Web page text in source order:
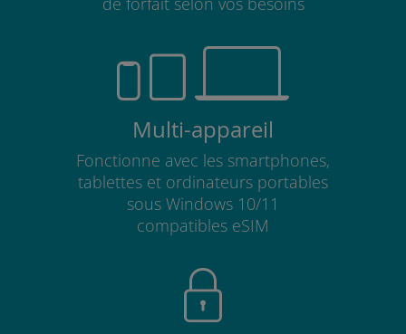
Multi-appareil
Fonctionne avec les smartphones,
tablettes et ordinateurs portables
sous Windows 10/11
compatibles eSIM